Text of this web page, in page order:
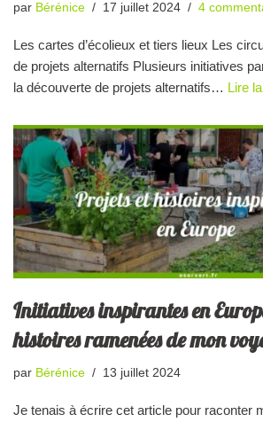
par Bérénice 17 juillet 2024 4
Les cartes d’écolieux et tiers lieux Les
de projets alternatifs Plusieurs initiatives
la découverte de projets alternatifs… Lire
Initiatives inspirantes en
histoires ramenées de mon
par Bérénice 13 juillet 2024
Je tenais à écrire cet article pour raconter